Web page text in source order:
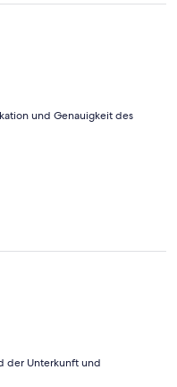
free. I would definitely
for quality,
be coming
und Genauigkeit des
der Unterkunft und